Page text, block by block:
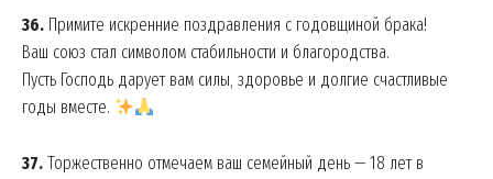
36. Примите искренние поздравления с годовщиной брака!
Ваш союз стал символом стабильности и благородства.
Пусть Господь дарует вам силы, здоровье и долгие счастливые
годы вместе.
37. Торжественно отмечаем ваш семейный день — 18 лет в